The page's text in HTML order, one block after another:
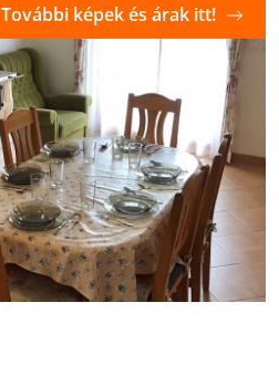
További képek és árak itt!